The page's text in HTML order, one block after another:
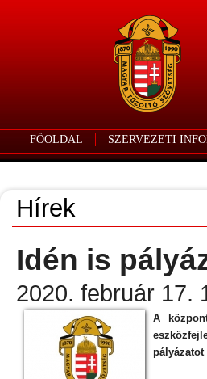
FŐOLDAL SZERVEZETI
Hírek
Idén is
2020. február 17.
A